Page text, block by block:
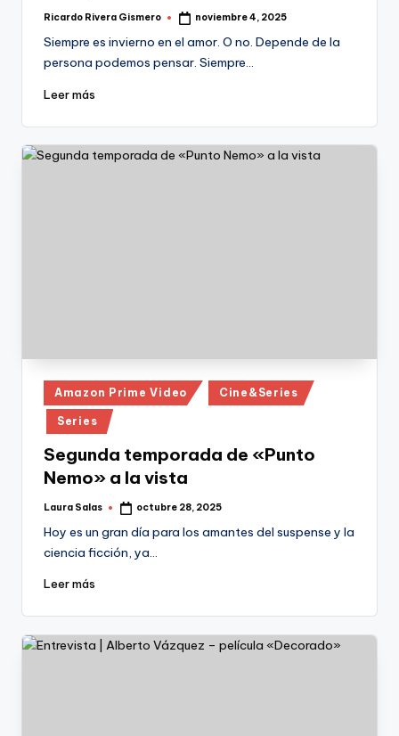
Publicado
Ricardo Rivera Gismero noviembre 4, 2025
Siempre es invierno en el amor. O no. Depende de la
persona podemos pensar. Siempre…
Leer más
Publicado
en
Amazon Prime Video Cine&Series
Series
Segunda temporada de «Punto
Nemo» a la vista
Publicado
Laura Salas octubre 28, 2025
Hoy es un gran día para los amantes del suspense y la
ciencia ficción, ya…
Leer más